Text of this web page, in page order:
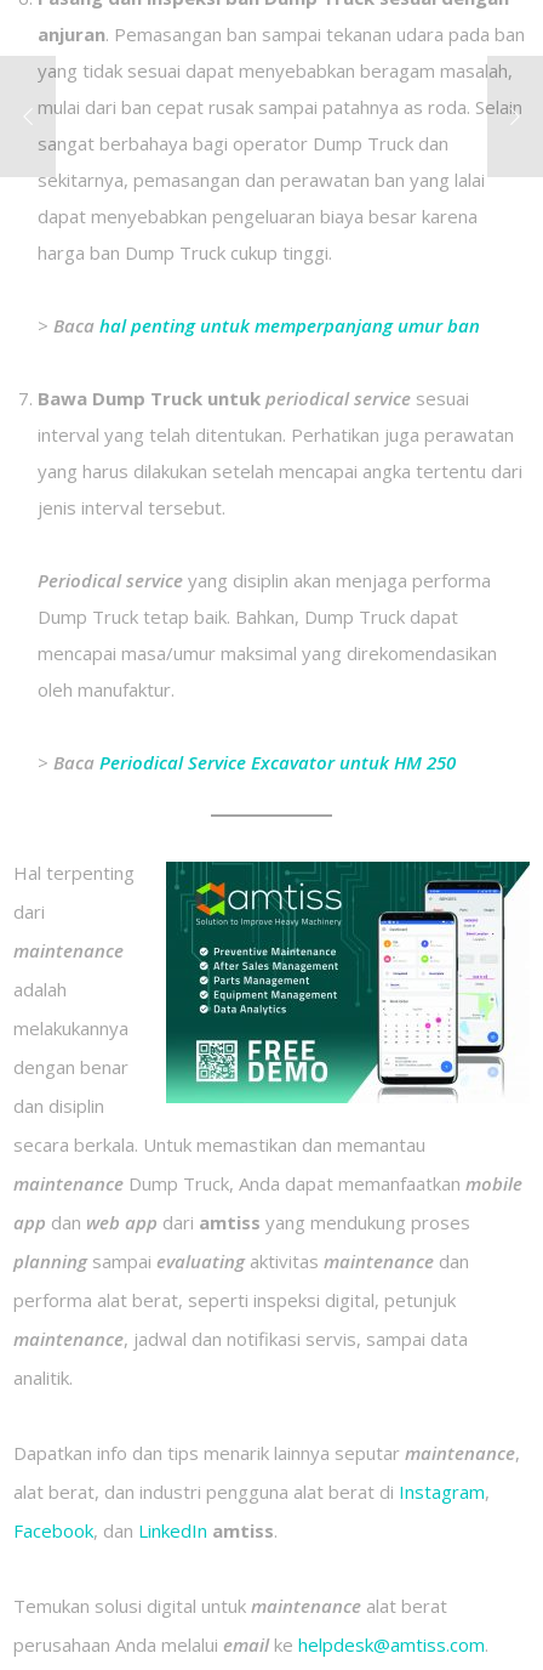
anjuran. Pemasangan ban sampai tekanan udara pada ban
yang tidak sesuai dapat menyebabkan beragam masalah,
mulai dari ban cepat rusak sampai patahnya as roda. Selain
sangat berbahaya bagi operator Dump Truck dan
sekitarnya, pemasangan dan perawatan ban yang lalai
dapat menyebabkan pengeluaran biaya besar karena
harga ban Dump Truck cukup tinggi.
> Bacahal penting untuk memperpanjang umur ban
Bawa Dump Truck untukperiodical service sesuai
interval yang telah ditentukan. Perhatikan juga perawatan
yang harus dilakukan setelah mencapai angka tertentu dari
jenis interval tersebut.
Periodical service yang disiplin akan menjaga performa
Dump Truck tetap baik. Bahkan, Dump Truck dapat
mencapai masa/umur maksimal yang direkomendasikan
oleh manufaktur.
> BacaPeriodical Service Excavator untuk HM 250
Hal terpenting
dari
maintenance
adalah
melakukannya
dengan benar
dan disiplin
secara berkala. Untuk memastikan dan memantau
maintenance Dump Truck, Anda dapat memanfaatkanmobile
app dan web app dari amtiss yang mendukung proses
planningsampai evaluatingaktivitasmaintenance dan
performa alat berat, seperti inspeksi digital, petunjuk
maintenance, jadwal dan notifikasi servis, sampai data
analitik.
Dapatkan info dan tips menarik lainnya seputarmaintenance,
alat berat, dan industri pengguna alat berat di Instagram,
Facebook, dan LinkedIn amtiss.
Temukan solusi digital untukmaintenance alat berat
perusahaan Anda melalui emailkehelpdesk@amtiss.com.